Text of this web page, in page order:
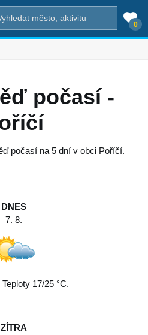
0
počasí -
počasí na 5 dní v obci Poříčí.
DNES
7. 8.
17/25 °C.
ZÍTRA